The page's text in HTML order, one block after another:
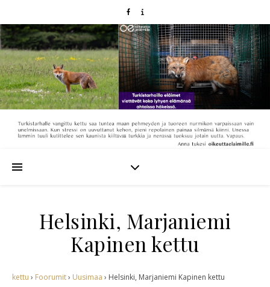
Helsinki, Marjaniemi
Kapinen kettu
kettu › Foorumit› Uusimaa › Helsinki, Marjaniemi Kapinen kettu